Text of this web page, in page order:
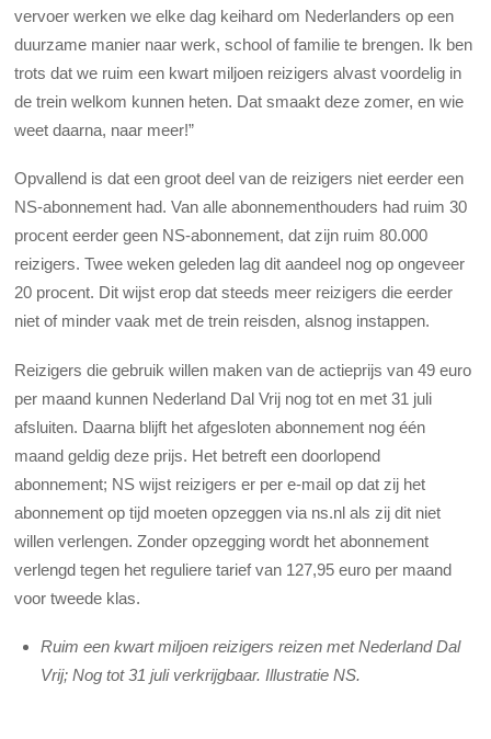
vervoer werken we elke dag keihard om Nederlanders op een
duurzame manier naar werk, school of familie te brengen. Ik ben
trots dat we ruim een kwart miljoen reizigers alvast voordelig in
de trein welkom kunnen heten. Dat smaakt deze zomer, en wie
weet daarna, naar meer!”
Opvallend is dat een groot deel van de reizigers niet eerder een
NS-abonnement had. Van alle abonnementhouders had ruim 30
procent eerder geen NS-abonnement, dat zijn ruim 80.000
reizigers. Twee weken geleden lag dit aandeel nog op ongeveer
20 procent. Dit wijst erop dat steeds meer reizigers die eerder
niet of minder vaak met de trein reisden, alsnog instappen.
Reizigers die gebruik willen maken van de actieprijs van 49 euro
per maand kunnen Nederland Dal Vrij nog tot en met 31 juli
afsluiten. Daarna blijft het afgesloten abonnement nog één
maand geldig deze prijs. Het betreft een doorlopend
abonnement; NS wijst reizigers er per e-mail op dat zij het
abonnement op tijd moeten opzeggen via ns.nl als zij dit niet
willen verlengen. Zonder opzegging wordt het abonnement
verlengd tegen het reguliere tarief van 127,95 euro per maand
voor tweede klas.
Ruim een kwart miljoen reizigers reizen met Nederland Dal
Vrij; Nog tot 31 juli verkrijgbaar. Illustratie NS.